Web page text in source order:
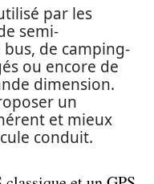
par les
semi-
bus, de camping-
ou encore de
dimension.
un
et mieux
conduit.